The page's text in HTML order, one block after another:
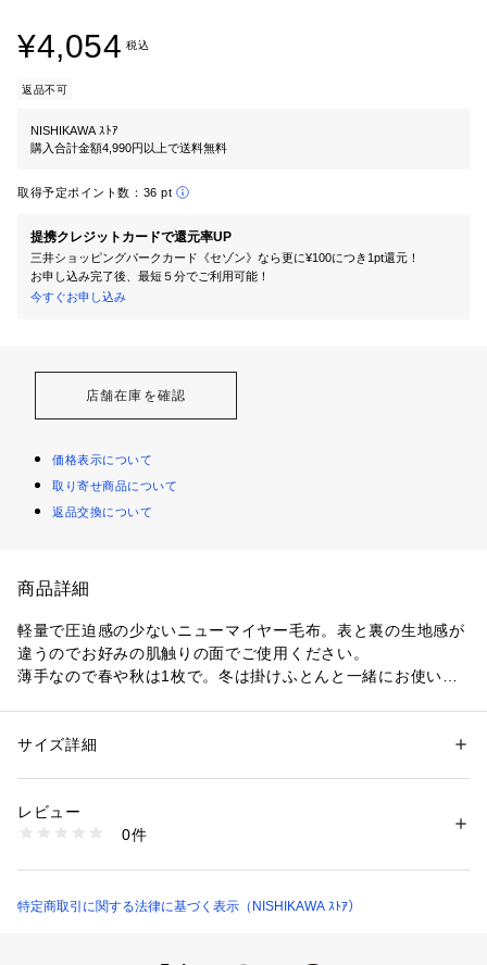
¥4,054 税込
返品不可
NISHIKAWA ｽﾄｱ
購入合計金額4,990円以上で送料無料
取得予定ポイント数： 36 pt
提携クレジットカードで還元率UP
三井ショッピングパークカード《セゾン》なら更に¥100につき1pt還元！
お申し込み完了後、最短５分でご利用可能！
今すぐお申し込み
店舗在庫を確認
価格表示について
取り寄せ商品について
返品交換について
商品詳細
軽量で圧迫感の少ないニューマイヤー毛布。表と裏の生地感が
違うのでお好みの肌触りの面でご使用ください。
薄手なので春や秋は1枚で。冬は掛けふとんと一緒にお使いく
艶があり、とても美しく、なめらかな肌触り。嬉しい静電気防
ニューマイヤー毛布は、毛足が柔らかく滑らかな肌触りが特徴
ご自宅でも洗濯が可能なので、いつでも清潔！
性別：レディース
素材：ポリエステル100%
生産国：中国
2010000000177
サイズ詳細
レビュー
0件
特定商取引に関する法律に基づく表示（NISHIKAWA ｽﾄｱ）